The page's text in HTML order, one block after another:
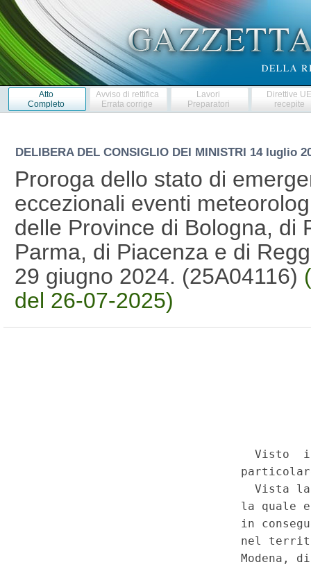
Atto
Completo
Avviso di rettifica
Errata corrige
Lavori
Preparatori
Direttive
recepite
DELIBERA DEL CONSIGLIO DEI MINISTRI 14 luglio
Proroga dello stato di
eccezionali eventi
delle Province di Bologna, di
Parma, di Piacenza e di
29 giugno 2024. (25A04116)
del 26-07-2025)